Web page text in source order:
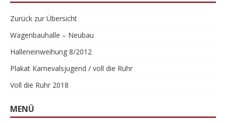
Zurück zur Übersicht
Wagenbauhalle – Neubau
Halleneinweihung 8/2012
Plakat Karnevalsjugend / voll die Ruhr
Voll die Ruhr 2018
MENÜ